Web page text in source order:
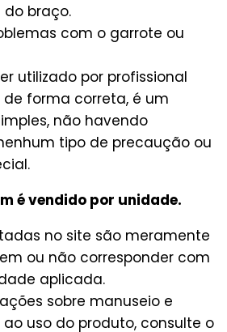
braço.
com o garrote ou
utilizado por profissional
de forma correta, é um
não havendo
tipo de precaução ou
é vendido por unidade.
no site são meramente
ou não corresponder com
aplicada.
sobre manuseio e
uso do produto, consulte o